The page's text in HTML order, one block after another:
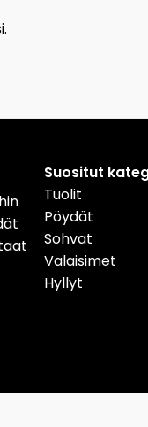
Suositut
Tuolit
Pöydät
Sohvat
Valaisimet
Hyllyt